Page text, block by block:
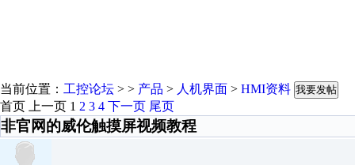
当前位置： 工控论坛 > > 产品 > 人机界面 > HMI资料 我要发帖
首页 上一页 1 2 3 4 下一页 尾页
非官网的威伦触摸屏视频教程